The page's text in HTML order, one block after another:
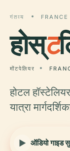
गंतव्य FRANCE
होस्ट
मोंटपेलियर
होटल
यात्रा
ऑडियो गाइड